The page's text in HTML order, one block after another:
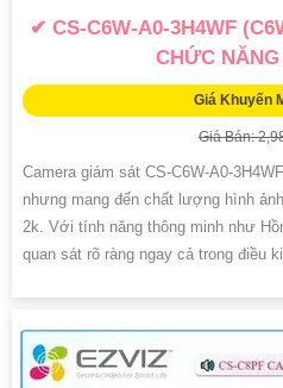
✔ CS-C6W-A0-3H4WF
CHỨC
Giá Khuyến
Giá Bán:
Camera giám sát CS-C6W-A0-
nhưng mang đến chất lượng hình
2k. Với tính năng thông minh như
quan sát rõ ràng ngay cả trong điều